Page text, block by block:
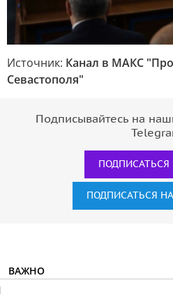
Источник: Канал в МАКС
Севастополя"
Подписывайтесь на
ПОДПИСАТЬСЯ
ПОДПИСАТЬСЯ НА
ВАЖНО